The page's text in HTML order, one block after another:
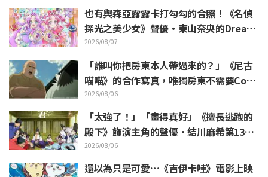
也有與森亞露露卡打勾勾的合照！《名偵
探光之美少女》聲優・東山奈央的Dream
Stage觀覧報告引發「是奥祕·暗影天使
啊」的反響
2026/08/07
「誰叫你把房東本人帶過來的？」《尼古
喵喵》的合作寫真，唯獨房東不需要Cosp
lay引發熱議
2026/08/06
「太強了！」「畫得真好」《擅長逃跑的
殿下》飾演主角的聲優·結川麻希第13集
ED插畫獲高度讚賞
2026/08/06
還以為只是可愛…《吉伊卡哇》電影上映